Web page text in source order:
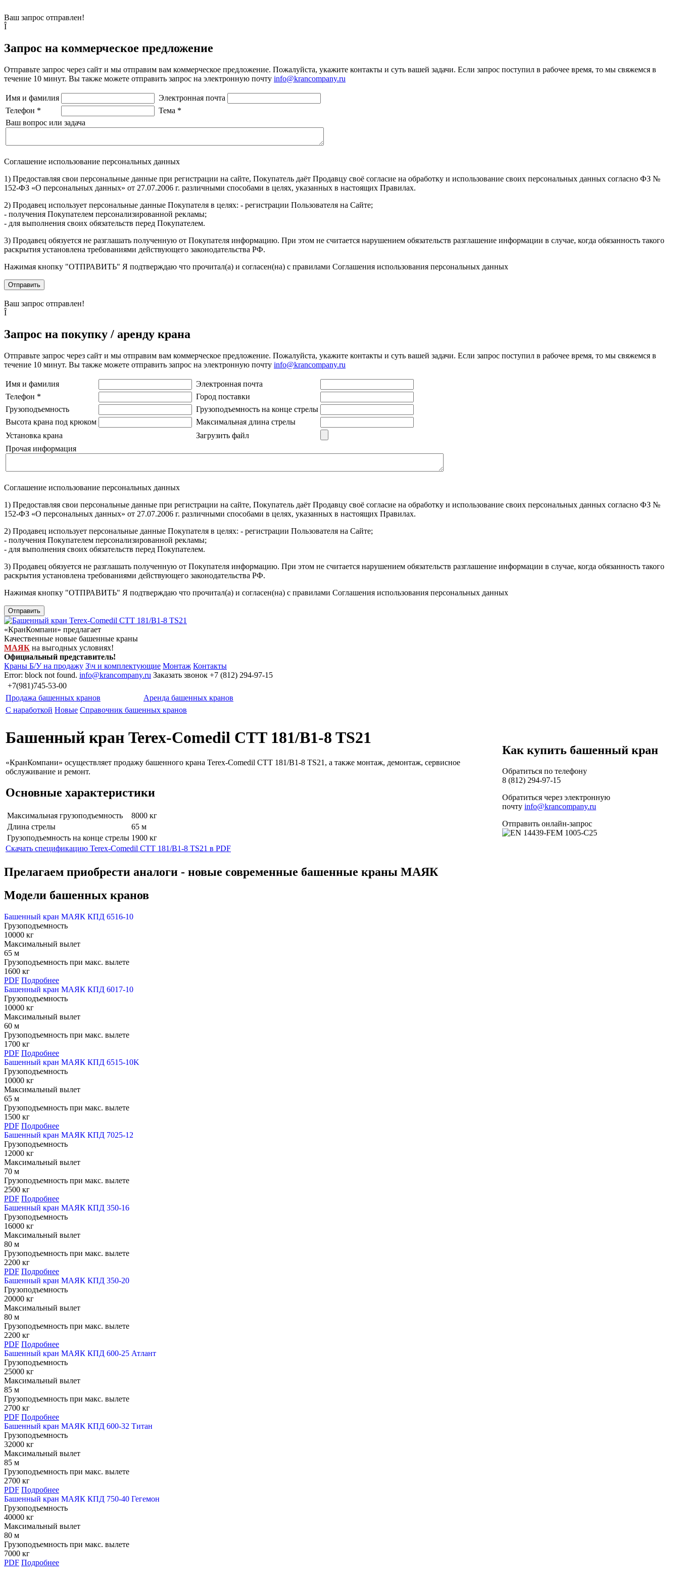
Ваш запрос отправлен!
Î
Запрос на коммерческое предложение
Отправьте запрос через сайт и мы отправим вам коммерческое предложение. Пожалуйста, укажите контакты и суть вашей задачи. Если запрос поступил в рабочее время, то мы свяжемся в
течение 10 минут. Вы также можете отправить запрос на электронную почту info@krancompany.ru
Имя и фамилия
Электронная почта
Телефон * Тема *
Ваш вопрос или задача
Соглашение использование персональных данных
1) Предоставляя свои персональные данные при регистрации на сайте, Покупатель даёт Продавцу своё согласие на обработку и использование своих персональных данных согласно ФЗ №
152-ФЗ «О персональных данных» от 27.07.2006 г. различными способами в целях, указанных в настоящих Правилах.
2) Продавец использует персональные данные Покупателя в целях: - регистрации Пользователя на Сайте;
- получения Покупателем персонализированной рекламы;
- для выполнения своих обязательств перед Покупателем.
3) Продавец обязуется не разглашать полученную от Покупателя информацию. При этом не считается нарушением обязательств разглашение информации в случае, когда обязанность такого
раскрытия установлена требованиями действующего законодательства РФ.
Нажимая кнопку "ОТПРАВИТЬ" Я подтверждаю что прочитал(а) и согласен(на) с правилами Соглашения использования персональных данных
Отправить
Ваш запрос отправлен!
Î
Запрос на покупку / аренду крана
Отправьте запрос через сайт и мы отправим вам коммерческое предложение. Пожалуйста, укажите контакты и суть вашей задачи. Если запрос поступил в рабочее время, то мы свяжемся в
течение 10 минут. Вы также можете отправить запрос на электронную почту info@krancompany.ru
Имя и фамилия
Электронная почта
Телефон *
Город поставки
Грузоподъемность
Грузоподъемность на конце стрелы
Высота крана под крюком
Максимальная длина стрелы
Установка крана
Загрузить файл
Прочая информация
Соглашение использование персональных данных
1) Предоставляя свои персональные данные при регистрации на сайте, Покупатель даёт Продавцу своё согласие на обработку и использование своих персональных данных согласно ФЗ №
152-ФЗ «О персональных данных» от 27.07.2006 г. различными способами в целях, указанных в настоящих Правилах.
2) Продавец использует персональные данные Покупателя в целях: - регистрации Пользователя на Сайте;
- получения Покупателем персонализированной рекламы;
- для выполнения своих обязательств перед Покупателем.
3) Продавец обязуется не разглашать полученную от Покупателя информацию. При этом не считается нарушением обязательств разглашение информации в случае, когда обязанность такого
раскрытия установлена требованиями действующего законодательства РФ.
Нажимая кнопку "ОТПРАВИТЬ" Я подтверждаю что прочитал(а) и согласен(на) с правилами Соглашения использования персональных данных
Отправить
«КранКомпани» предлагает
Качественные новые башенные краны
МАЯК на выгодных условиях!
Официальный представитель!
Краны Б/У на продажу З\ч и комплектующие Монтаж Контакты
Error: block not found. info@krancompany.ru Заказать звонок +7 (812) 294-97-15
+7(981)745-53-00
Продажа башенных кранов
Аренда башенных кранов
С наработкой Новые Справочник башенных кранов
Башенный кран Terex-Comedil CTT 181/B1-8 TS21
«КранКомпани» осуществляет продажу башенного крана Terex-Comedil CTT 181/B1-8 TS21, а также монтаж, демонтаж, сервисное
обслуживание и ремонт.
Основные характеристики
Максимальная грузоподъемность
8000 кг
Длина стрелы
65 м
Грузоподъемность на конце стрелы 1900 кг
Скачать спецификацию Terex-Comedil CTT 181/B1-8 TS21 в PDF
Как купить башенный кран
Обратиться по телефону
8 (812) 294-97-15
Обратиться через электронную
почту info@krancompany.ru
Отправить онлайн-запрос
Прелагаем приобрести аналоги - новые современные башенные краны МАЯК
Модели башенных кранов
Башенный кран МАЯК КПД 6516-10
Грузоподъемность
10000 кг
Максимальный вылет
65 м
Грузоподъемность при макс. вылете
1600 кг
PDF Подробнее
Башенный кран МАЯК КПД 6017-10
Грузоподъемность
10000 кг
Максимальный вылет
60 м
Грузоподъемность при макс. вылете
1700 кг
PDF Подробнее
Башенный кран МАЯК КПД 6515-10K
Грузоподъемность
10000 кг
Максимальный вылет
65 м
Грузоподъемность при макс. вылете
1500 кг
PDF Подробнее
Башенный кран МАЯК КПД 7025-12
Грузоподъемность
12000 кг
Максимальный вылет
70 м
Грузоподъемность при макс. вылете
2500 кг
PDF Подробнее
Башенный кран МАЯК КПД 350-16
Грузоподъемность
16000 кг
Максимальный вылет
80 м
Грузоподъемность при макс. вылете
2200 кг
PDF Подробнее
Башенный кран МАЯК КПД 350-20
Грузоподъемность
20000 кг
Максимальный вылет
80 м
Грузоподъемность при макс. вылете
2200 кг
PDF Подробнее
Башенный кран МАЯК КПД 600-25 Атлант
Грузоподъемность
25000 кг
Максимальный вылет
85 м
Грузоподъемность при макс. вылете
2700 кг
PDF Подробнее
Башенный кран МАЯК КПД 600-32 Титан
Грузоподъемность
32000 кг
Максимальный вылет
85 м
Грузоподъемность при макс. вылете
2700 кг
PDF Подробнее
Башенный кран МАЯК КПД 750-40 Гегемон
Грузоподъемность
40000 кг
Максимальный вылет
80 м
Грузоподъемность при макс. вылете
7000 кг
PDF Подробнее